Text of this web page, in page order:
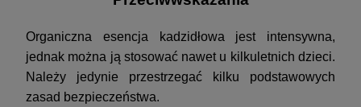
Organiczna esencja kadzidłowa jest intensywna,
jednak można ją stosować nawet u kilkuletnich dzieci.
Należy jedynie przestrzegać kilku podstawowych
zasad bezpieczeństwa.